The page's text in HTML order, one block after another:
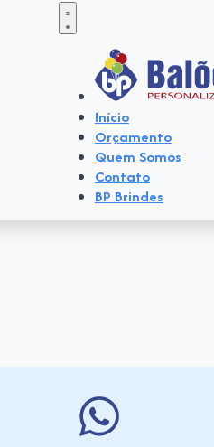
Início
Orçamento
Quem Somos
Contato
BP Brindes